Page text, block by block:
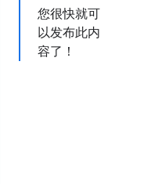
您很快就可
以发布此内
容了！